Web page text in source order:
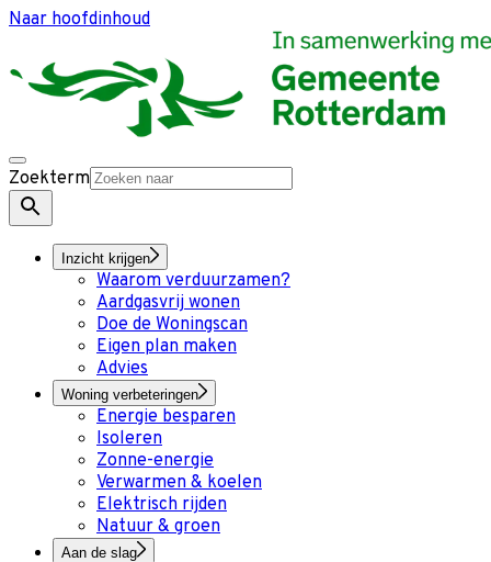
Naar hoofdinhoud
Zoekterm
Inzicht krijgen
Waarom verduurzamen?
Aardgasvrij wonen
Doe de Woningscan
Eigen plan maken
Advies
Woning verbeteringen
Energie besparen
Isoleren
Zonne-energie
Verwarmen & koelen
Elektrisch rijden
Natuur & groen
Aan de slag